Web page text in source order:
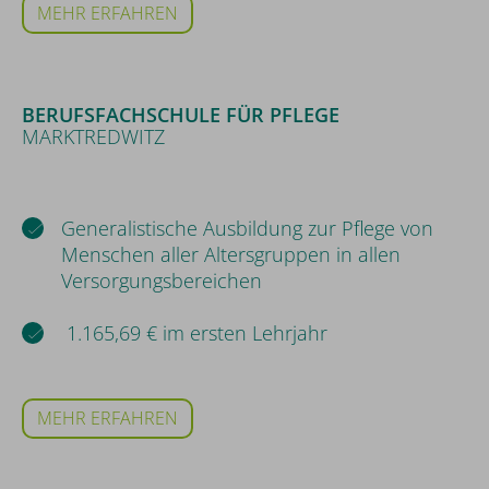
MEHR ERFAHREN
BERUFSFACHSCHULE FÜR PFLEGE
MARKTREDWITZ
Generalistische Ausbildung zur Pflege von
Menschen aller Altersgruppen in allen
Versorgungsbereichen
1.165,69 € im ersten Lehrjahr
MEHR ERFAHREN